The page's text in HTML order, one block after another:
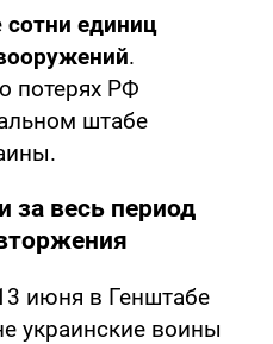
сотни единиц
.
потерях РФ
штабе
за весь период
июня в Генштабе
украинские воины